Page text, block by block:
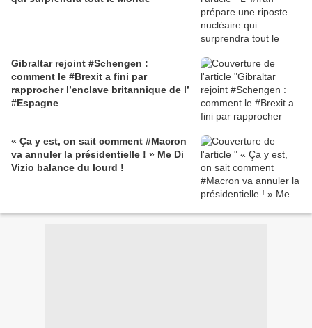
Gibraltar rejoint #Schengen :
comment le #Brexit a fini par
rapprocher l’enclave britannique de l’
#Espagne
« Ça y est, on sait comment #Macron
va annuler la présidentielle ! » Me Di
Vizio balance du lourd !